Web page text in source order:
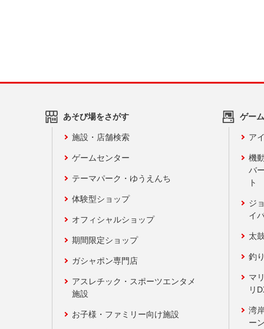
あそび場をさがす
施設・店舗検索
ゲームセンター
テーマパーク・ゆうえんち
体験型ショップ
オフィシャルショップ
期間限定ショップ
ガシャポン専門店
アスレチック・スポーツエンタメ
施設
お子様・ファミリー向け施設
ゲー
ア
機
バ
ト
ジ
イ
太
釣
マ
リ
湾
ー